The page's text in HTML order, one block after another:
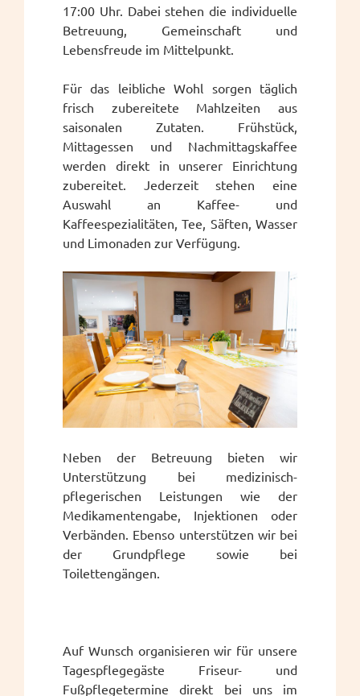
17:00 Uhr. Dabei stehen die individuelle
Betreuung, Gemeinschaft und
Lebensfreude im Mittelpunkt.
Für das leibliche Wohl sorgen täglich
frisch zubereitete Mahlzeiten aus
saisonalen Zutaten. Frühstück,
Mittagessen und Nachmittagskaffee
werden direkt in unserer Einrichtung
zubereitet. Jederzeit stehen eine
Auswahl an Kaffee- und
Kaffeespezialitäten, Tee, Säften, Wasser
und Limonaden zur Verfügung.
Neben der Betreuung bieten wir
Unterstützung bei medizinisch-
pflegerischen Leistungen wie der
Medikamentengabe, Injektionen oder
Verbänden. Ebenso unterstützen wir bei
der Grundpflege sowie bei
Toilettengängen.
Auf Wunsch organisieren wir für unsere
Tagespflegegäste Friseur- und
Fußpflegetermine direkt bei uns im